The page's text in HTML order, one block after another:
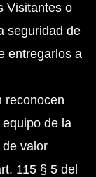
Visitantes o
seguridad de
entregarlos a
reconocen
de la
valor
115 § 5 del